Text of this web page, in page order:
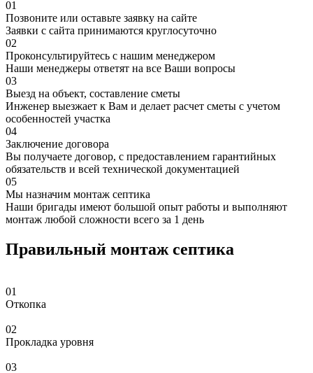
01
Позвоните или оставьте заявку на сайте
Заявки с сайта принимаются круглосуточно
02
Проконсультируйтесь с нашим менеджером
Наши менеджеры ответят на все Ваши вопросы
03
Выезд на объект, составление сметы
Инженер выезжает к Вам и делает расчет сметы с учетом
особенностей участка
04
Заключение договора
Вы получаете договор, с предоставлением гарантийных
обязательств и всей технической документацией
05
Мы назначим монтаж септика
Наши бригады имеют большой опыт работы и выполняют
монтаж любой сложности всего за 1 день
Правильный монтаж септика
01
Откопка
02
Прокладка уровня
03